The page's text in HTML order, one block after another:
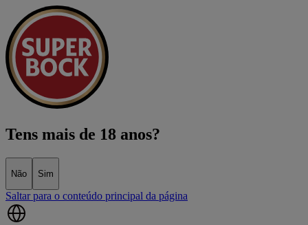
Tens mais de 18 anos?
Não Sim
Saltar para o conteúdo principal da página